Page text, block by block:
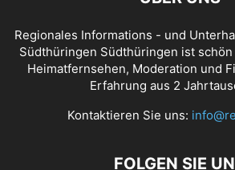
Regionales Informations - und
Südthüringen Südthüringen ist
Heimatfernsehen, Moderation und
Erfahrung aus 2
Kontaktieren Sie uns:
FOLGEN SIE